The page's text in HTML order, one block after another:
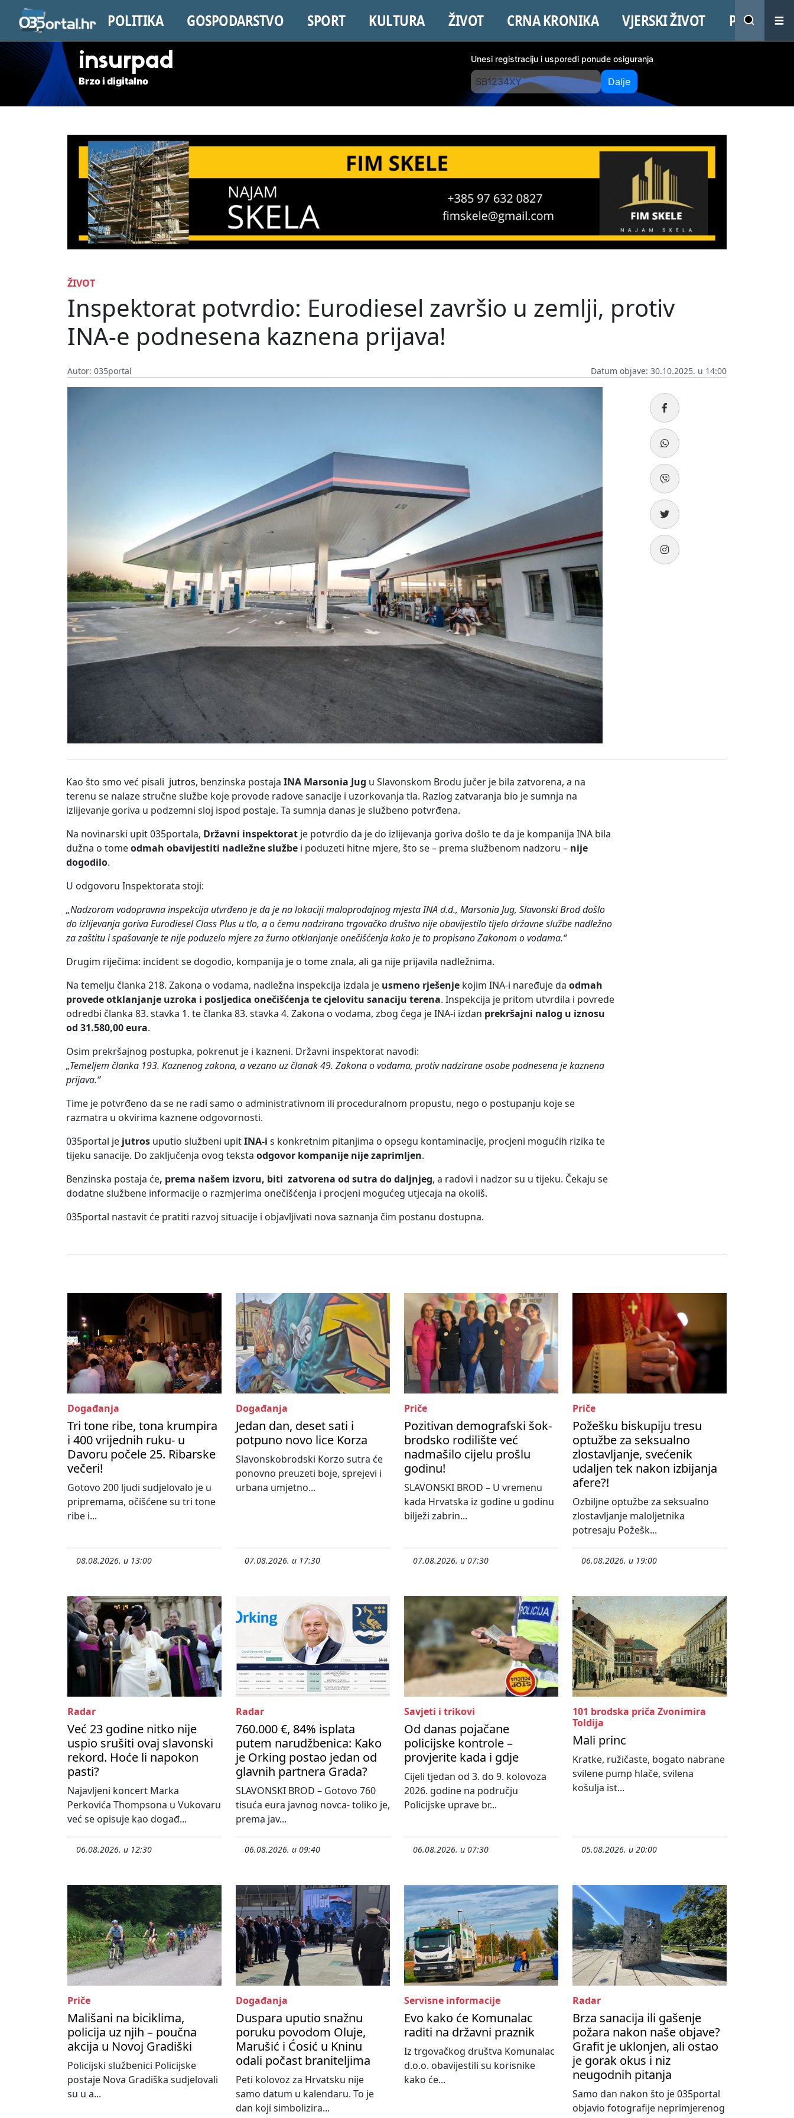
POLITIKA GOSPODARSTVO SPORT KULTURA ŽIVOT CRNA KRONIKA VJERSKI ŽIVOT PROMO
insurpad
Brzo i digitalno
Unesi registraciju i usporedi ponude osiguranja
Dalje
ŽIVOT
Inspektorat potvrdio: Eurodiesel završio u zemlji, protiv
INA-e podnesena kaznena prijava!
Autor: 035portal Datum objave: 30.10.2025. u 14:00
Kao što smo već pisali jutros, benzinska postaja INA Marsonia Jug u Slavonskom Brodu jučer je bila zatvorena, a na
terenu se nalaze stručne službe koje provode radove sanacije i uzorkovanja tla. Razlog zatvaranja bio je sumnja na
izlijevanje goriva u podzemni sloj ispod postaje. Ta sumnja danas je službeno potvrđena.
Na novinarski upit 035portala, Državni inspektorat je potvrdio da je do izlijevanja goriva došlo te da je kompanija INA bila
dužna o tomeodmah obavijestiti nadležne službe i poduzeti hitne mjere, što se – prema službenom nadzoru – nije
dogodilo.
U odgovoru Inspektorata stoji:
„Nadzorom vodopravna inspekcija utvrđeno je da je na lokaciji maloprodajnog mjesta INA d.d., Marsonia Jug, Slavonski Brod došlo
do izlijevanja goriva Eurodiesel Class Plus u tlo, a o čemu nadzirano trgovačko društvo nije obavijestilo tijelo državne službe nadležno
za zaštitu i spašavanje te nije poduzelo mjere za žurno otklanjanje onečišćenja kako je to propisano Zakonom o vodama.“
Drugim riječima: incident se dogodio, kompanija je o tome znala, ali ga nije prijavila nadležnima.
Na temelju članka 218. Zakona o vodama, nadležna inspekcija izdala je usmeno rješenje kojim INA-i naređuje da odmah
provede otklanjanje uzroka i posljedica onečišćenja te cjelovitu sanaciju terena. Inspekcija je pritom utvrdila i povrede
odredbi članka 83. stavka 1. te članka 83. stavka 4. Zakona o vodama, zbog čega je INA-i izdan prekršajni nalog u iznosu
od 31.580,00 eura.
Osim prekršajnog postupka, pokrenut je i kazneni. Državni inspektorat navodi:
„Temeljem članka 193. Kaznenog zakona, a vezano uz članak 49. Zakona o vodama, protiv nadzirane osobe podnesena je kaznena
prijava.“
Time je potvrđeno da se ne radi samo o administrativnom ili proceduralnom propustu, nego o postupanju koje se
razmatra u okvirima kaznene odgovornosti.
035portal je jutros uputio službeni upitINA-i s konkretnim pitanjima o opsegu kontaminacije, procjeni mogućih rizika te
tijeku sanacije. Do zaključenja ovog teksta odgovor kompanije nije zaprimljen.
Benzinska postaja će, prema našem izvoru, biti zatvorena od sutra do daljnjeg, a radovi i nadzor su u tijeku. Čekaju se
dodatne službene informacije o razmjerima onečišćenja i procjeni mogućeg utjecaja na okoliš.
035portal nastavit će pratiti razvoj situacije i objavljivati nova saznanja čim postanu dostupna.
Događanja
Tri tone ribe, tona krumpira
i 400 vrijednih ruku- u
Davoru počele 25. Ribarske
večeri!
Gotovo 200 ljudi sudjelovalo je u
pripremama, očišćene su tri tone
ribe i...
08.08.2026. u 13:00
Događanja
Jedan dan, deset sati i
potpuno novo lice Korza
Slavonskobrodski Korzo sutra će
ponovno preuzeti boje, sprejevi i
urbana umjetno...
07.08.2026. u 17:30
Priče
Pozitivan demografski šok-
brodsko rodilište već
nadmašilo cijelu prošlu
godinu!
SLAVONSKI BROD – U vremenu
kada Hrvatska iz godine u godinu
bilježi zabrin...
07.08.2026. u 07:30
Priče
Požešku biskupiju tresu
optužbe za seksualno
zlostavljanje, svećenik
udaljen tek nakon izbijanja
afere?!
Ozbiljne optužbe za seksualno
zlostavljanje maloljetnika
potresaju Požešk...
06.08.2026. u 19:00
Radar
Već 23 godine nitko nije
uspio srušiti ovaj slavonski
rekord. Hoće li napokon
pasti?
Najavljeni koncert Marka
Perkovića Thompsona u Vukovaru
već se opisuje kao događ...
06.08.2026. u 12:30
Radar
760.000 €, 84% isplata
putem narudžbenica: Kako
je Orking postao jedan od
glavnih partnera Grada?
SLAVONSKI BROD – Gotovo 760
tisuća eura javnog novca- toliko je,
prema jav...
06.08.2026. u 09:40
Savjeti i trikovi
Od danas pojačane
policijske kontrole –
provjerite kada i gdje
Cijeli tjedan od 3. do 9. kolovoza
2026. godine na području
Policijske uprave br...
06.08.2026. u 07:30
101 brodska priča Zvonimira
Toldija
Mali princ
Kratke, ružičaste, bogato nabrane
svilene pump hlače, svilena
košulja ist...
05.08.2026. u 20:00
Priče
Mališani na biciklima,
policija uz njih – poučna
akcija u Novoj Gradiški
Policijski službenici Policijske
postaje Nova Gradiška sudjelovali
su u a...
Događanja
Duspara uputio snažnu
poruku povodom Oluje,
Marušić i Ćosić u Kninu
odali počast braniteljima
Peti kolovoz za Hrvatsku nije
samo datum u kalendaru. To je
dan koji simbolizira...
Servisne informacije
Evo kako će Komunalac
raditi na državni praznik
Iz trgovačkog društva Komunalac
d.o.o. obavijestili su korisnike
kako će...
Radar
Brza sanacija ili gašenje
požara nakon naše objave?
Grafit je uklonjen, ali ostao
je gorak okus i niz
neugodnih pitanja
Samo dan nakon što je 035portal
objavio fotografije neprimjerenog